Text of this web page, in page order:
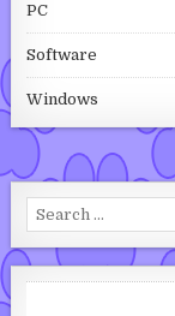
PC
Software
Windows
Search for: